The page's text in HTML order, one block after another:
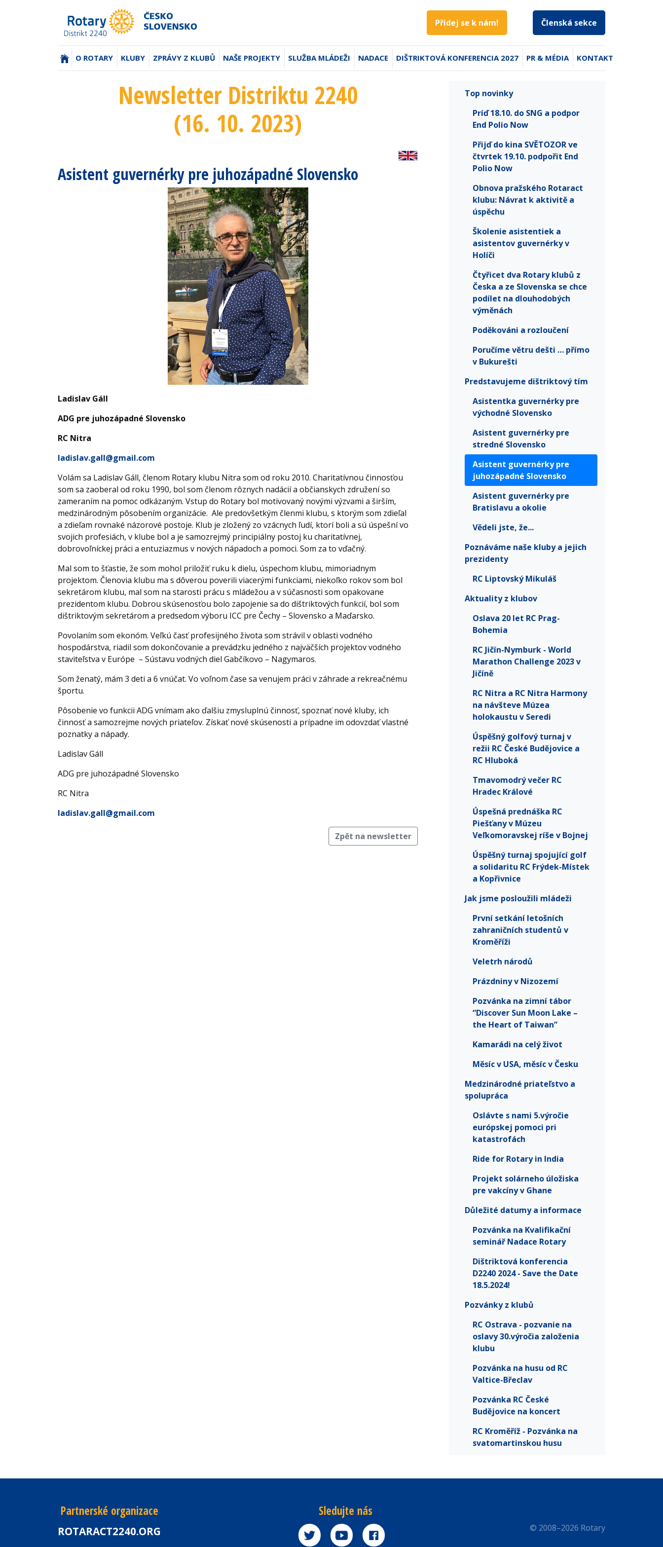
Přidej se k nám! Členská sekce
(AKTUÁLNÍ)
O ROTARY KLUBY ZPRÁVY Z KLUBŮ NAŠE PROJEKTY SLUŽBA MLÁDEŽI NADACE DIŠTRIKTOVÁ KONFERENCIA 2027 PR & MÉDIA KONTAKT
Newsletter Distriktu 2240
(16. 10. 2023)
Asistent guvernérky pre juhozápadné Slovensko
Ladislav Gáll
ADG pre juhozápadné Slovensko
RC Nitra
ladislav.gall@gmail.com
Volám sa Ladislav Gáll, členom Rotary klubu Nitra som od roku 2010. Charitatívnou činnosťou
som sa zaoberal od roku 1990, bol som členom rôznych nadácií a občianskych združení so
zameraním na pomoc odkázaným. Vstup do Rotary bol motivovaný novými výzvami a širším,
medzinárodným pôsobením organizácie. Ale predovšetkým členmi klubu, s ktorým som zdieľal
a zdieľam rovnaké názorové postoje. Klub je zložený zo vzácnych ľudí, ktorí boli a sú úspešní vo
svojich profesiách, v klube bol a je samozrejmý principiálny postoj ku charitatívnej,
dobrovoľníckej práci a entuziazmus v nových nápadoch a pomoci. Som za to vďačný.
Mal som to šťastie, že som mohol priložiť ruku k dielu, úspechom klubu, mimoriadnym
projektom. Členovia klubu ma s dôverou poverili viacerými funkciami, niekoľko rokov som bol
sekretárom klubu, mal som na starosti prácu s mládežou a v súčasnosti som opakovane
prezidentom klubu. Dobrou skúsenosťou bolo zapojenie sa do dištriktových funkcií, bol som
dištriktovým sekretárom a predsedom výboru ICC pre Čechy – Slovensko a Maďarsko.
Povolaním som ekonóm. Veľkú časť profesijného života som strávil v oblasti vodného
hospodárstva, riadil som dokončovanie a prevádzku jedného z najväčších projektov vodného
staviteľstva v Európe – Sústavu vodných diel Gabčíkovo – Nagymaros.
Som ženatý, mám 3 deti a 6 vnúčat. Vo voľnom čase sa venujem práci v záhrade a rekreačnému
športu.
Pôsobenie vo funkcii ADG vnímam ako ďalšiu zmysluplnú činnosť, spoznať nové kluby, ich
činnosť a samozrejme nových priateľov. Získať nové skúsenosti a prípadne im odovzdať vlastné
poznatky a nápady.
Ladislav Gáll
ADG pre juhozápadné Slovensko
RC Nitra
ladislav.gall@gmail.com
Zpět na newsletter
Top novinky
Príď 18.10. do SNG a podpor
End Polio Now
Přijď do kina SVĚTOZOR ve
čtvrtek 19.10. podpořit End
Polio Now
Obnova pražského Rotaract
klubu: Návrat k aktivitě a
úspěchu
Školenie asistentiek a
asistentov guvernérky v
Holíči
Čtyřicet dva Rotary klubů z
Česka a ze Slovenska se chce
podílet na dlouhodobých
výměnách
Poděkováni a rozloučení
Poručíme větru dešti … přímo
v Bukurešti
Predstavujeme dištriktový tím
Asistentka guvernérky pre
východné Slovensko
Asistent guvernérky pre
stredné Slovensko
Asistent guvernérky pre
juhozápadné Slovensko
Asistent guvernérky pre
Bratislavu a okolie
Vědeli jste, že...
Poznáváme naše kluby a jejich
prezidenty
RC Liptovský Mikuláš
Aktuality z klubov
Oslava 20 let RC Prag-
Bohemia
RC Jičín-Nymburk - World
Marathon Challenge 2023 v
Jičíně
RC Nitra a RC Nitra Harmony
na návšteve Múzea
holokaustu v Seredi
Úspěšný golfový turnaj v
režii RC České Budějovice a
RC Hluboká
Tmavomodrý večer RC
Hradec Králové
Úspešná prednáška RC
Piešťany v Múzeu
Veľkomoravskej ríše v Bojnej
Úspěšný turnaj spojující golf
a solidaritu RC Frýdek-Místek
a Kopřivnice
Jak jsme posloužili mládeži
První setkání letošních
zahraničních studentů v
Kroměříži
Veletrh národů
Prázdniny v Nizozemí
Pozvánka na zimní tábor
“Discover Sun Moon Lake –
the Heart of Taiwan”
Kamarádi na celý život
Měsíc v USA, měsíc v Česku
Medzinárodné priateľstvo a
spolupráca
Oslávte s nami 5.výročie
európskej pomoci pri
katastrofách
Ride for Rotary in India
Projekt solárneho úložiska
pre vakcíny v Ghane
Důležité datumy a informace
Pozvánka na Kvalifikační
seminář Nadace Rotary
Dištriktová konferencia
D2240 2024 - Save the Date
18.5.2024!
Pozvánky z klubů
RC Ostrava - pozvanie na
oslavy 30.výročia založenia
klubu
Pozvánka na husu od RC
Valtice-Břeclav
Pozvánka RC České
Budějovice na koncert
RC Kroměříž - Pozvánka na
svatomartinskou husu
Partnerské organizace
ROTARACT2240.ORG
Sledujte nás
© 2008–2026 Rotary